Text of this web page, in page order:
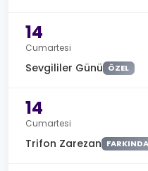
14
Cumartesi
Sevgililer Günü ÖZEL
14
Cumartesi
Trifon Zarezan